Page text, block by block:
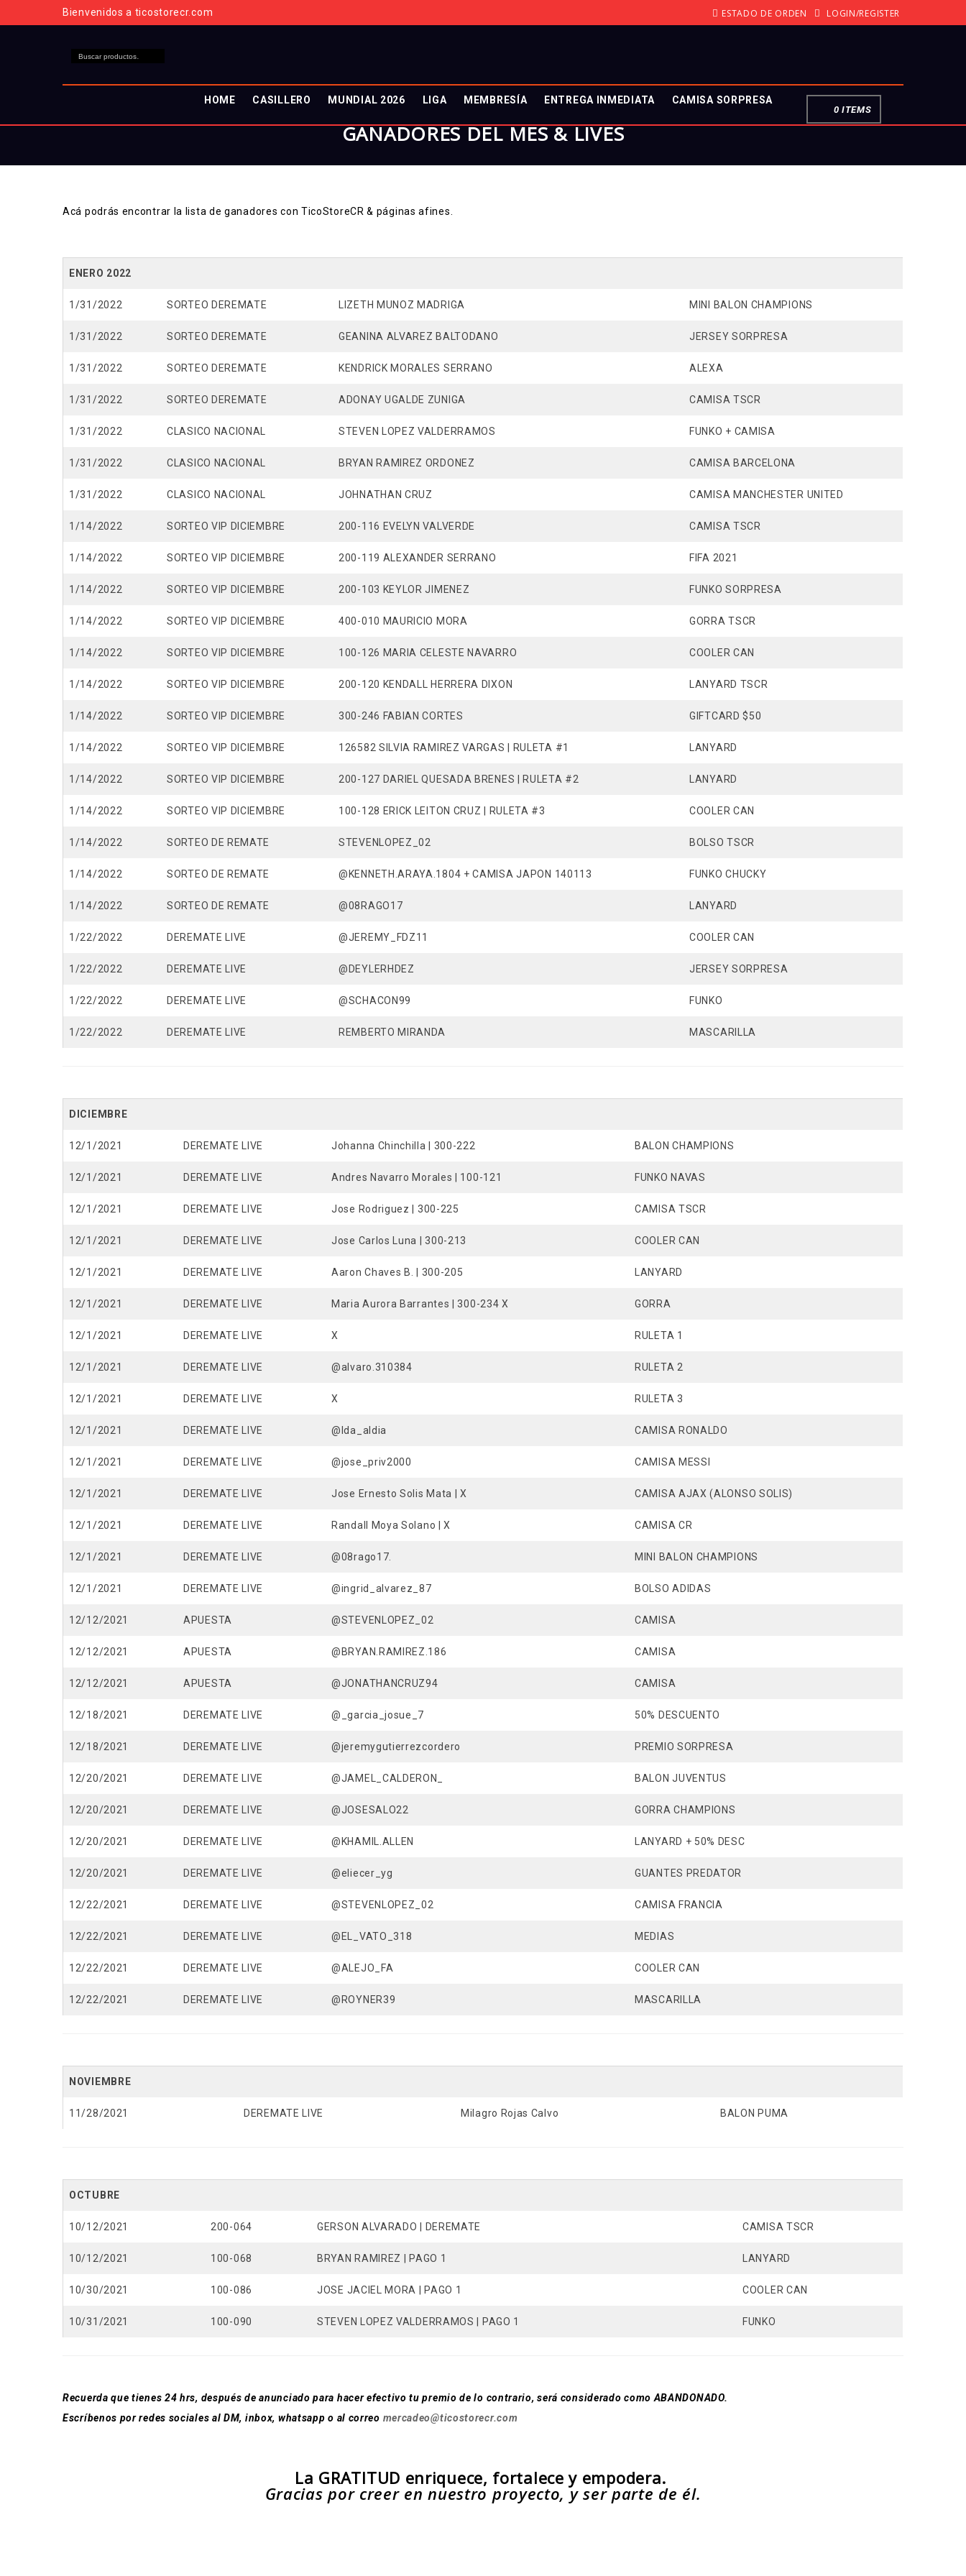
Bienvenidos a ticostorecr.com LOGIN/REGISTER
ESTADO DE ORDEN
0 ITEMS
HOME CASILLERO MUNDIAL 2026 LIGA MEMBRESÍA ENTREGA INMEDIATA CAMISA SORPRESA
GANADORES DEL MES & LIVES
Acá podrás encontrar la lista de ganadores con TicoStoreCR & páginas afines.
ENERO 2022
1/31/2022 SORTEO DEREMATE LIZETH MUNOZ MADRIGA MINI BALON CHAMPIONS
1/31/2022 SORTEO DEREMATE GEANINA ALVAREZ BALTODANO JERSEY SORPRESA
1/31/2022 SORTEO DEREMATE KENDRICK MORALES SERRANO ALEXA
1/31/2022 SORTEO DEREMATE ADONAY UGALDE ZUNIGA CAMISA TSCR
1/31/2022 CLASICO NACIONAL STEVEN LOPEZ VALDERRAMOS FUNKO + CAMISA
1/31/2022 CLASICO NACIONAL BRYAN RAMIREZ ORDONEZ CAMISA BARCELONA
1/31/2022 CLASICO NACIONAL JOHNATHAN CRUZ CAMISA MANCHESTER UNITED
1/14/2022 SORTEO VIP DICIEMBRE 200-116 EVELYN VALVERDE CAMISA TSCR
1/14/2022 SORTEO VIP DICIEMBRE 200-119 ALEXANDER SERRANO FIFA 2021
1/14/2022 SORTEO VIP DICIEMBRE 200-103 KEYLOR JIMENEZ FUNKO SORPRESA
1/14/2022 SORTEO VIP DICIEMBRE 400-010 MAURICIO MORA GORRA TSCR
1/14/2022 SORTEO VIP DICIEMBRE 100-126 MARIA CELESTE NAVARRO COOLER CAN
1/14/2022 SORTEO VIP DICIEMBRE 200-120 KENDALL HERRERA DIXON LANYARD TSCR
1/14/2022 SORTEO VIP DICIEMBRE 300-246 FABIAN CORTES GIFTCARD $50
1/14/2022 SORTEO VIP DICIEMBRE 126582 SILVIA RAMIREZ VARGAS | RULETA #1 LANYARD
1/14/2022 SORTEO VIP DICIEMBRE 200-127 DARIEL QUESADA BRENES | RULETA #2 LANYARD
1/14/2022 SORTEO VIP DICIEMBRE 100-128 ERICK LEITON CRUZ | RULETA #3 COOLER CAN
1/14/2022 SORTEO DE REMATE STEVENLOPEZ_02 BOLSO TSCR
1/14/2022 SORTEO DE REMATE @KENNETH.ARAYA.1804 + CAMISA JAPON 140113 FUNKO CHUCKY
1/14/2022 SORTEO DE REMATE @08RAGO17 LANYARD
1/22/2022 DEREMATE LIVE @JEREMY_FDZ11 COOLER CAN
1/22/2022 DEREMATE LIVE @DEYLERHDEZ JERSEY SORPRESA
1/22/2022 DEREMATE LIVE @SCHACON99 FUNKO
1/22/2022 DEREMATE LIVE REMBERTO MIRANDA MASCARILLA
DICIEMBRE
12/1/2021 DEREMATE LIVE Johanna Chinchilla | 300-222 BALON CHAMPIONS
12/1/2021 DEREMATE LIVE Andres Navarro Morales | 100-121 FUNKO NAVAS
12/1/2021 DEREMATE LIVE Jose Rodriguez | 300-225 CAMISA TSCR
12/1/2021 DEREMATE LIVE Jose Carlos Luna | 300-213 COOLER CAN
12/1/2021 DEREMATE LIVE Aaron Chaves B. | 300-205 LANYARD
12/1/2021 DEREMATE LIVE Maria Aurora Barrantes | 300-234 X GORRA
12/1/2021 DEREMATE LIVE X RULETA 1
12/1/2021 DEREMATE LIVE @alvaro.310384 RULETA 2
12/1/2021 DEREMATE LIVE X RULETA 3
12/1/2021 DEREMATE LIVE @lda_aldia CAMISA RONALDO
12/1/2021 DEREMATE LIVE @jose_priv2000 CAMISA MESSI
12/1/2021 DEREMATE LIVE Jose Ernesto Solis Mata | X CAMISA AJAX (ALONSO SOLIS)
12/1/2021 DEREMATE LIVE Randall Moya Solano | X CAMISA CR
12/1/2021 DEREMATE LIVE @08rago17. MINI BALON CHAMPIONS
12/1/2021 DEREMATE LIVE @ingrid_alvarez_87 BOLSO ADIDAS
12/12/2021 APUESTA @STEVENLOPEZ_02 CAMISA
12/12/2021 APUESTA @BRYAN.RAMIREZ.186 CAMISA
12/12/2021 APUESTA @JONATHANCRUZ94 CAMISA
12/18/2021 DEREMATE LIVE @_garcia_josue_7 50% DESCUENTO
12/18/2021 DEREMATE LIVE @jeremygutierrezcordero PREMIO SORPRESA
12/20/2021 DEREMATE LIVE @JAMEL_CALDERON_ BALON JUVENTUS
12/20/2021 DEREMATE LIVE @JOSESALO22 GORRA CHAMPIONS
12/20/2021 DEREMATE LIVE @KHAMIL.ALLEN LANYARD + 50% DESC
12/20/2021 DEREMATE LIVE @eliecer_yg GUANTES PREDATOR
12/22/2021 DEREMATE LIVE @STEVENLOPEZ_02 CAMISA FRANCIA
12/22/2021 DEREMATE LIVE @EL_VATO_318 MEDIAS
12/22/2021 DEREMATE LIVE @ALEJO_FA COOLER CAN
12/22/2021 DEREMATE LIVE @ROYNER39 MASCARILLA
NOVIEMBRE
11/28/2021 DEREMATE LIVE Milagro Rojas Calvo BALON PUMA
OCTUBRE
10/12/2021 200-064 GERSON ALVARADO | DEREMATE CAMISA TSCR
10/12/2021 100-068 BRYAN RAMIREZ | PAGO 1 LANYARD
10/30/2021 100-086 JOSE JACIEL MORA | PAGO 1 COOLER CAN
10/31/2021 100-090 STEVEN LOPEZ VALDERRAMOS | PAGO 1 FUNKO
Recuerda que tienes 24 hrs, después de anunciado para hacer efectivo tu premio de lo contrario, será considerado como ABANDONADO.
Escríbenos por redes sociales al DM, inbox, whatsapp o al correo mercadeo@ticostorecr.com
La GRATITUD enriquece, fortalece y empodera.
Gracias por creer en nuestro proyecto, y ser parte de él.